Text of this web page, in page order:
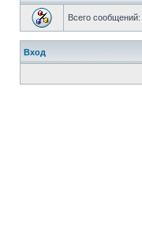
Всего сообщений:
Вход